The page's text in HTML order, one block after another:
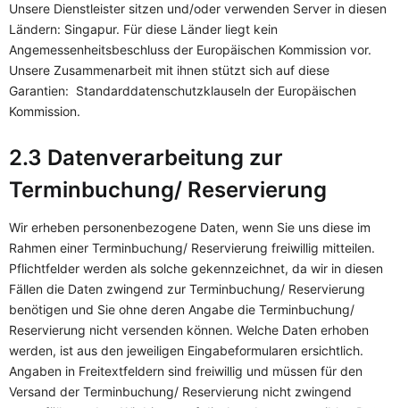
Unsere Dienstleister sitzen und/oder verwenden Server in diesen
Ländern: Singapur. Für diese Länder liegt kein
Angemessenheitsbeschluss der Europäischen Kommission vor.
Unsere Zusammenarbeit mit ihnen stützt sich auf diese
Garantien: Standarddatenschutzklauseln der Europäischen
Kommission.
2.3 Datenverarbeitung zur
Terminbuchung/ Reservierung
Wir erheben personenbezogene Daten, wenn Sie uns diese im
Rahmen einer Terminbuchung/ Reservierung freiwillig mitteilen.
Pflichtfelder werden als solche gekennzeichnet, da wir in diesen
Fällen die Daten zwingend zur Terminbuchung/ Reservierung
benötigen und Sie ohne deren Angabe die Terminbuchung/
Reservierung nicht versenden können. Welche Daten erhoben
werden, ist aus den jeweiligen Eingabeformularen ersichtlich.
Angaben in Freitextfeldern sind freiwillig und müssen für den
Versand der Terminbuchung/ Reservierung nicht zwingend